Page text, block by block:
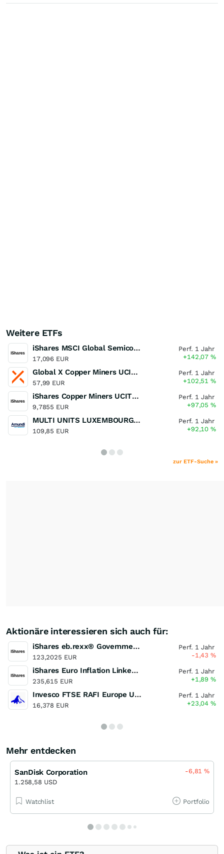
Weitere ETFs
iShares MSCI Global Semiconductors UCITS ETF USD (Acc)
17,096 EUR
Perf. 1 Jahr
+142,07%
Global X Copper Miners UCITS ETF USD Acc
57,99 EUR
Perf. 1 Jahr
+102,51%
iShares Copper Miners UCITS ETF
9,7855 EUR
Perf. 1 Jahr
+97,05%
MULTI UNITS LUXEMBOURG - Lyxor MSCI Semiconductors ESG Filtered
109,85 EUR
Perf. 1 Jahr
+92,10%
zur ETF-Suche »
Aktionäre interessieren sich auch für:
iShares eb.rexx® Government Germany UCITS ETF (DE)
123,2025 EUR
Perf. 1 Jahr
-1,43%
iShares Euro Inflation Linked Government Bond UCITS ETF
235,615 EUR
Perf. 1 Jahr
+1,89%
Invesco FTSE RAFI Europe UCITS ETF
16,378 EUR
Perf. 1 Jahr
+23,04%
Mehr entdecken
SanDisk Corporation
1.258,58 USD
-6,81%
Watchlist Portfolio